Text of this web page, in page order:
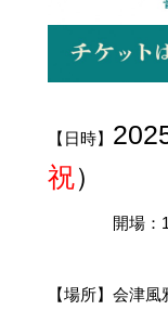
【日時】
祝）
開場：15
【場所】会津